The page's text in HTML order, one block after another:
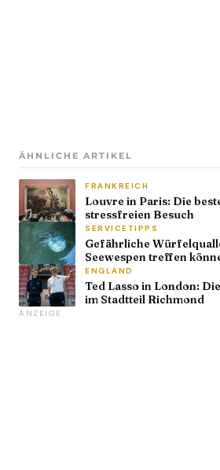
ÄHNLICHE ARTIKEL
FRANKREICH
Louvre in Paris: Die
stressfreien Besuch
SERVICETIPPS
Gefährliche
Seewespen treffen
ENGLAND
Ted Lasso in London:
im Stadtteil Richmond
ANZEIGE